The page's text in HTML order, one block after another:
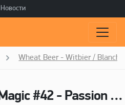
Новости
Wheat Beer - Witbier / Blanche
Пиво Magic #42 - Passion Fruit and Key Lime Wit - Omnipollo